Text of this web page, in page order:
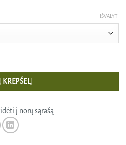
IŠVALYTI
Į KREPŠELĮ
į norų sąrašą